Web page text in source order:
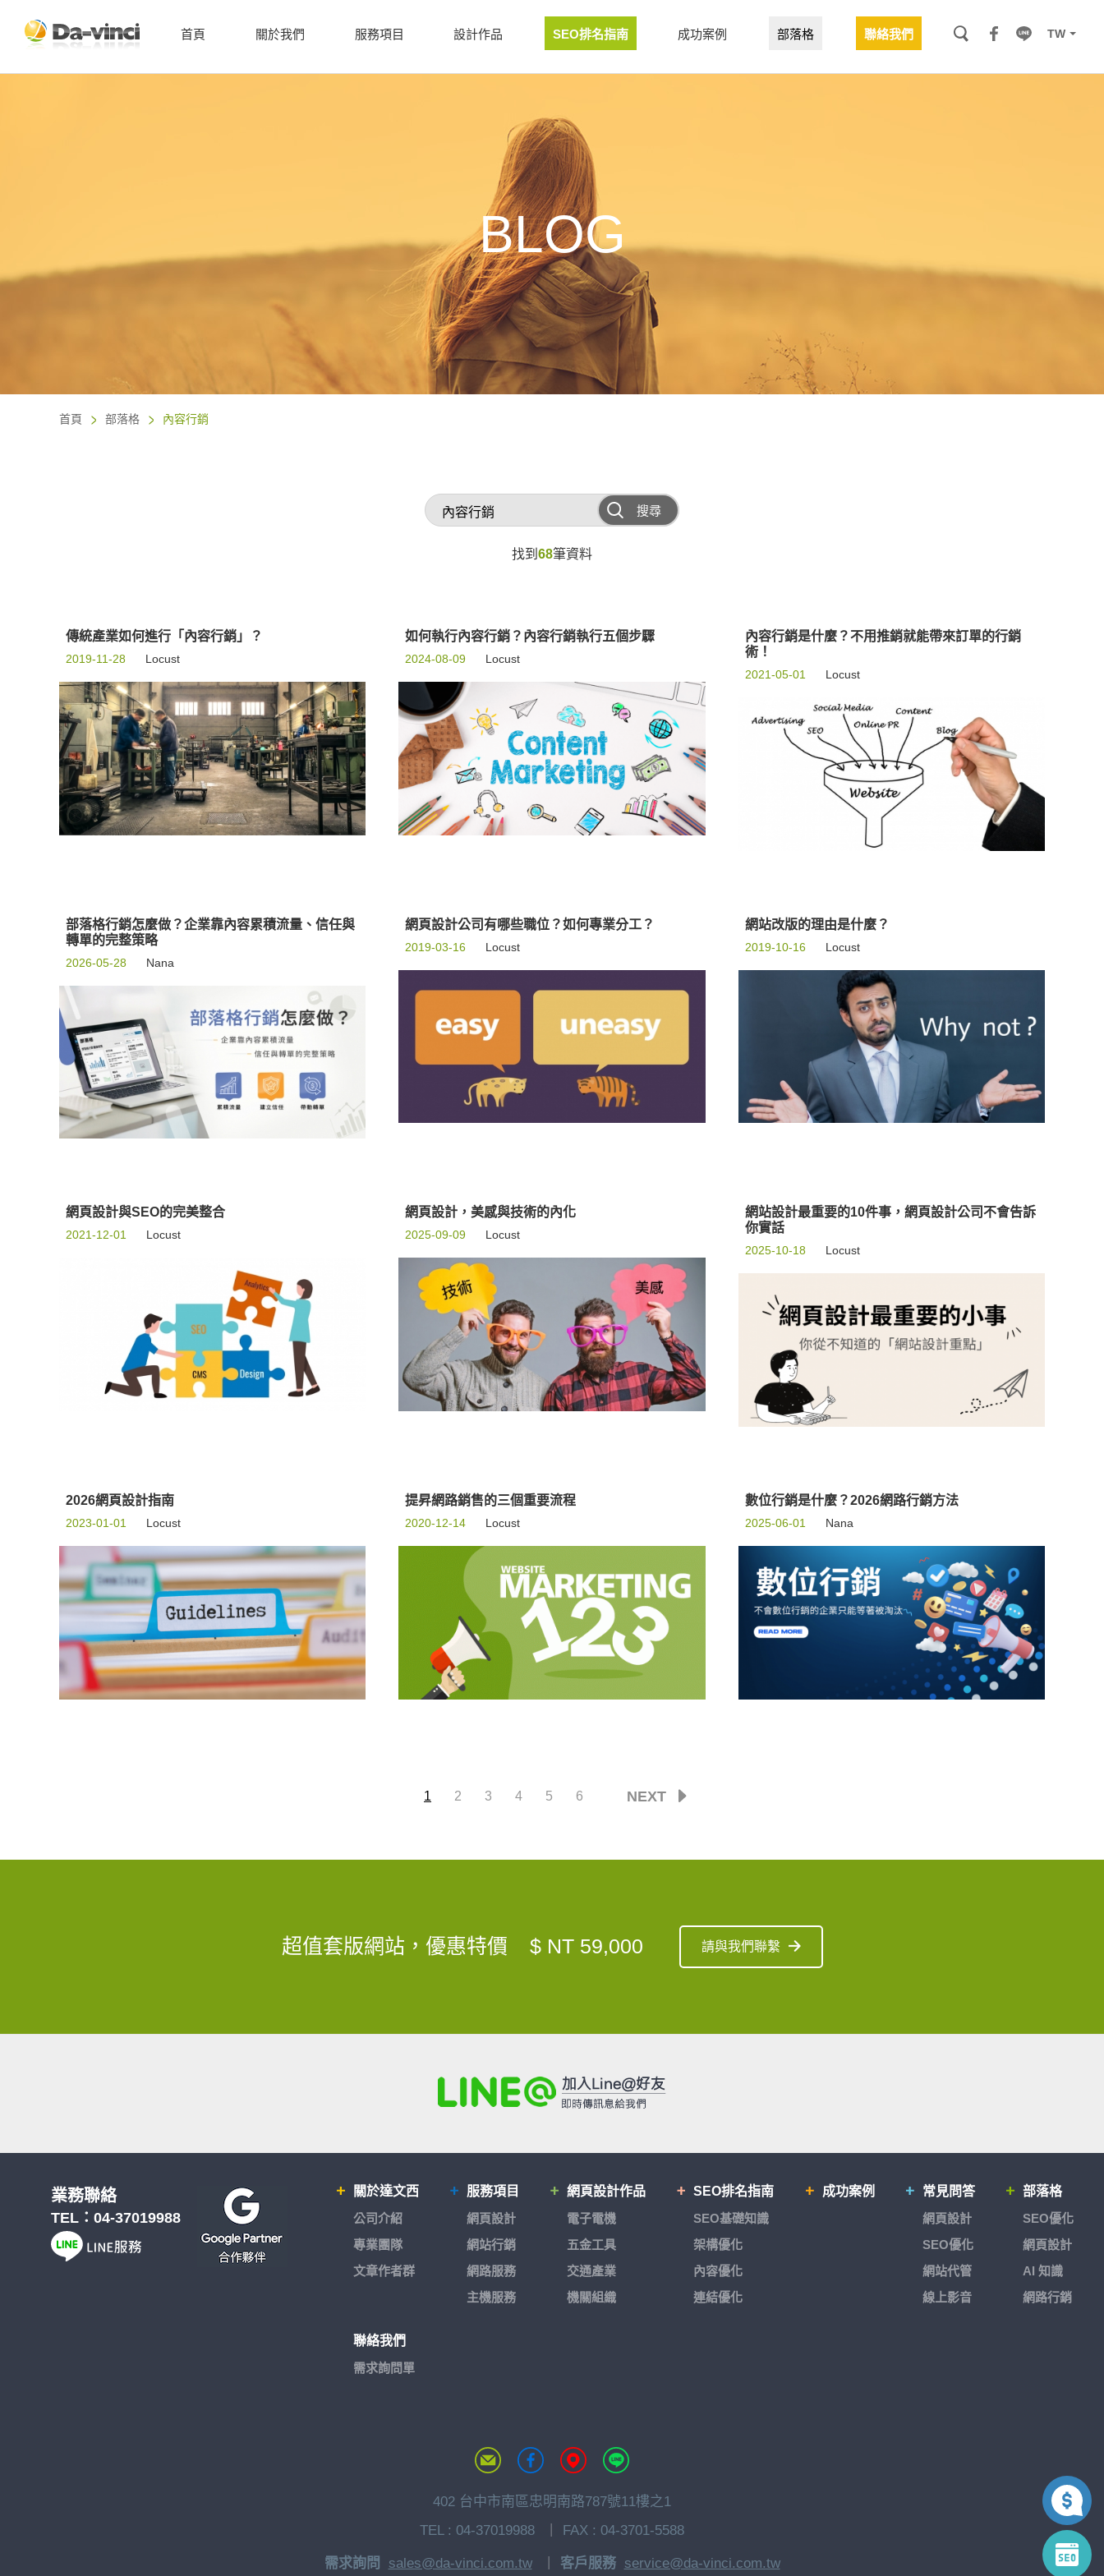
TW
首頁 關於我們 服務項目 設計作品 SEO排名指南 成功案例 部落格 聯絡我們
BLOG
首頁 部落格 內容行銷
搜尋
找到 68筆資料
傳統產業如何進行「內容行銷」？
2019-11-28 Locust
如何執行內容行銷？內容行銷執行五個步驟
2024-08-09 Locust
內容行銷是什麼？不用推銷就能帶來訂單的行銷
術！
2021-05-01 Locust
部落格行銷怎麼做？企業靠內容累積流量、信任與
轉單的完整策略
2026-05-28 Nana
網頁設計公司有哪些職位？如何專業分工？
2019-03-16 Locust
網站改版的理由是什麼？
2019-10-16 Locust
網頁設計與SEO的完美整合
2021-12-01 Locust
網頁設計，美感與技術的內化
2025-09-09 Locust
網站設計最重要的10件事，網頁設計公司不會告訴
你實話
2025-10-18 Locust
2026網頁設計指南
2023-01-01 Locust
提昇網路銷售的三個重要流程
2020-12-14 Locust
數位行銷是什麼？2026網路行銷方法
2025-06-01 Nana
1 2 3 4 5 6 NEXT
超值套版網站，優惠特價 $ NT 59,000 請與我們聯繫
關於達文西
公司介紹
專業團隊
文章作者群
服務項目
網頁設計
網站行銷
網路服務
主機服務
網頁設計作品
電子電機
五金工具
交通產業
機關組織
SEO排名指南
SEO基礎知識
架構優化
內容優化
連結優化
成功案例
常見問答
網頁設計
SEO優化
網站代管
線上影音
部落格
SEO優化
網頁設計
AI 知識
網路行銷
聯絡我們
需求詢問單
業務聯絡
TEL： 04-37019988
402 台中市南區忠明南路787號11樓之1
TEL : 04-37019988 FAX : 04-3701-5588
需求詢問 sales@da-vinci.com.tw 客戶服務 service@da-vinci.com.tw